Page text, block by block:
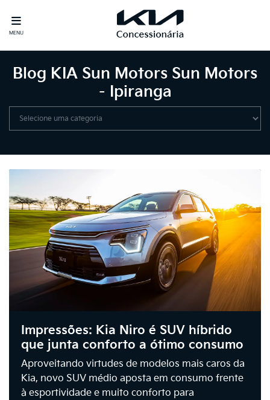
MENU
Blog KIA Sun Motors Sun Motors
- Ipiranga
Impressões: Kia Niro é SUV híbrido
que junta conforto a ótimo consumo
Aproveitando virtudes de modelos mais caros da
Kia, novo SUV médio aposta em consumo frente
à esportividade e muito conforto para